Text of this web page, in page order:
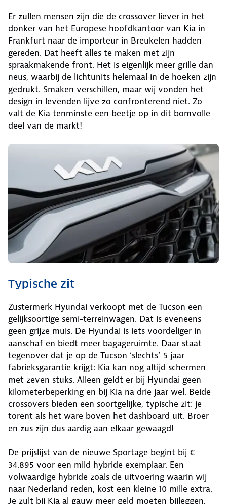
Er zullen mensen zijn die de crossover liever in het
donker van het Europese hoofdkantoor van Kia in
Frankfurt naar de importeur in Breukelen hadden
gereden. Dat heeft alles te maken met zijn
spraakmakende front. Het is eigenlijk meer grille dan
neus, waarbij de lichtunits helemaal in de hoeken zijn
gedrukt. Smaken verschillen, maar wij vonden het
design in levenden lijve zo confronterend niet. Zo
valt de Kia tenminste een beetje op in dit bomvolle
deel van de markt!
Typische zit
Zustermerk Hyundai verkoopt met de Tucson een
gelijksoortige semi-terreinwagen. Dat is eveneens
geen grijze muis. De Hyundai is iets voordeliger in
aanschaf en biedt meer bagageruimte. Daar staat
tegenover dat je op de Tucson ‘slechts’ 5 jaar
fabrieksgarantie krijgt: Kia kan nog altijd schermen
met zeven stuks. Alleen geldt er bij Hyundai geen
kilometerbeperking en bij Kia na drie jaar wel. Beide
crossovers bieden een soortgelijke, typische zit: je
torent als het ware boven het dashboard uit. Broer
en zus zijn dus aardig aan elkaar gewaagd!
De prijslijst van de nieuwe Sportage begint bij €
34.895 voor een mild hybride exemplaar. Een
volwaardige hybride zoals de uitvoering waarin wij
naar Nederland reden, kost een kleine 10 mille extra.
Je zult bij Kia al gauw meer geld moeten bijleggen,